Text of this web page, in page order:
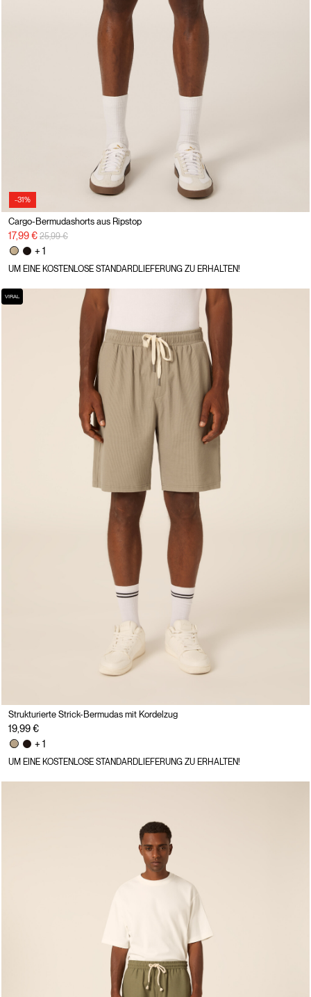
-31%
Cargo-Bermudashorts aus Ripstop
17,99 € Preisreduzierung von
25,99 €auf
+ 1
UM EINE KOSTENLOSE STANDARDLIEFERUNG ZU ERHALTEN!
VIRAL
Strukturierte Strick-Bermudas mit Kordelzug
19,99 €
+ 1
UM EINE KOSTENLOSE STANDARDLIEFERUNG ZU ERHALTEN!